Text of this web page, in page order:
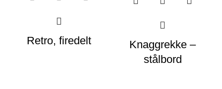
Retro, firedelt
Knaggrekke –
stålbord